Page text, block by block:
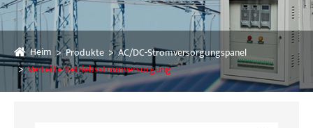
Heim Produkte
AC/DC-Stromversorgungspanel
Verteilte Betriebsstromversorgung